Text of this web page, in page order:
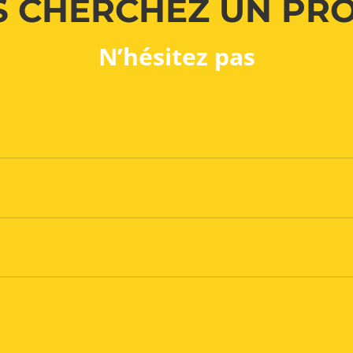
CHERCHEZ UN
N’hésitez pas